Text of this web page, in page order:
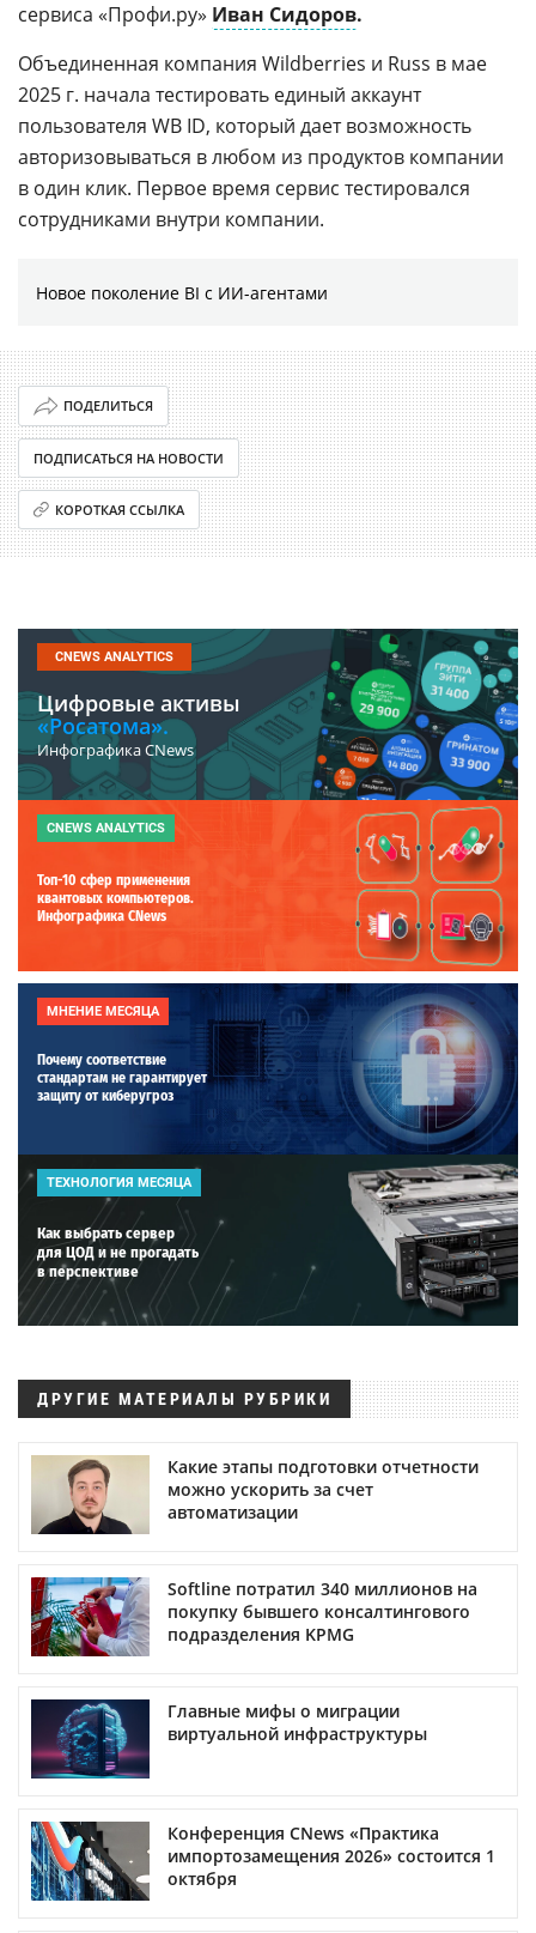
сервиса «Профи.ру» Иван Сидоров.
Объединенная компания Wildberries и Russ в мае
2025 г. начала тестировать единый аккаунт
пользователя WB ID, который дает возможность
авторизовываться в любом из продуктов компании
в один клик. Первое время сервис тестировался
сотрудниками внутри компании.
Новое поколение BI с ИИ-агентами
ПОДЕЛИТЬСЯ
ПОДПИСАТЬСЯ НА НОВОСТИ
КОРОТКАЯ ССЫЛКА
CNEWS ANALYTICS
Цифровые активы
«Росатома».
Инфографика CNews
CNEWS ANALYTICS
Топ-10 сфер применения
квантовых компьютеров.
Инфографика CNews
МНЕНИЕ МЕСЯЦА
Почему соответствие
стандартам не гарантирует
защиту от киберугроз
ТЕХНОЛОГИЯ МЕСЯЦА
Как выбрать сервер
для ЦОД и не прогадать
в перспективе
ДРУГИЕ МАТЕРИАЛЫ РУБРИКИ
Какие этапы подготовки отчетности
можно ускорить за счет
автоматизации
Softline потратил 340 миллионов на
покупку бывшего консалтингового
подразделения KPMG
Главные мифы о миграции
виртуальной инфраструктуры
Конференция CNews «Практика
импортозамещения 2026» состоится 1
октября